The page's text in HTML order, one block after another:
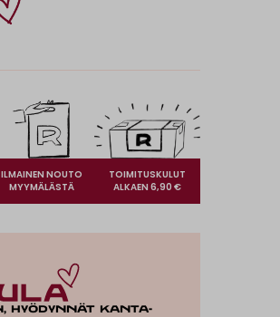
ILMAINEN NOUTO
MYYMÄLÄSTÄ
TOIMITUSKULUT
ALKAEN 6,90 €
hyödynnät kanta-